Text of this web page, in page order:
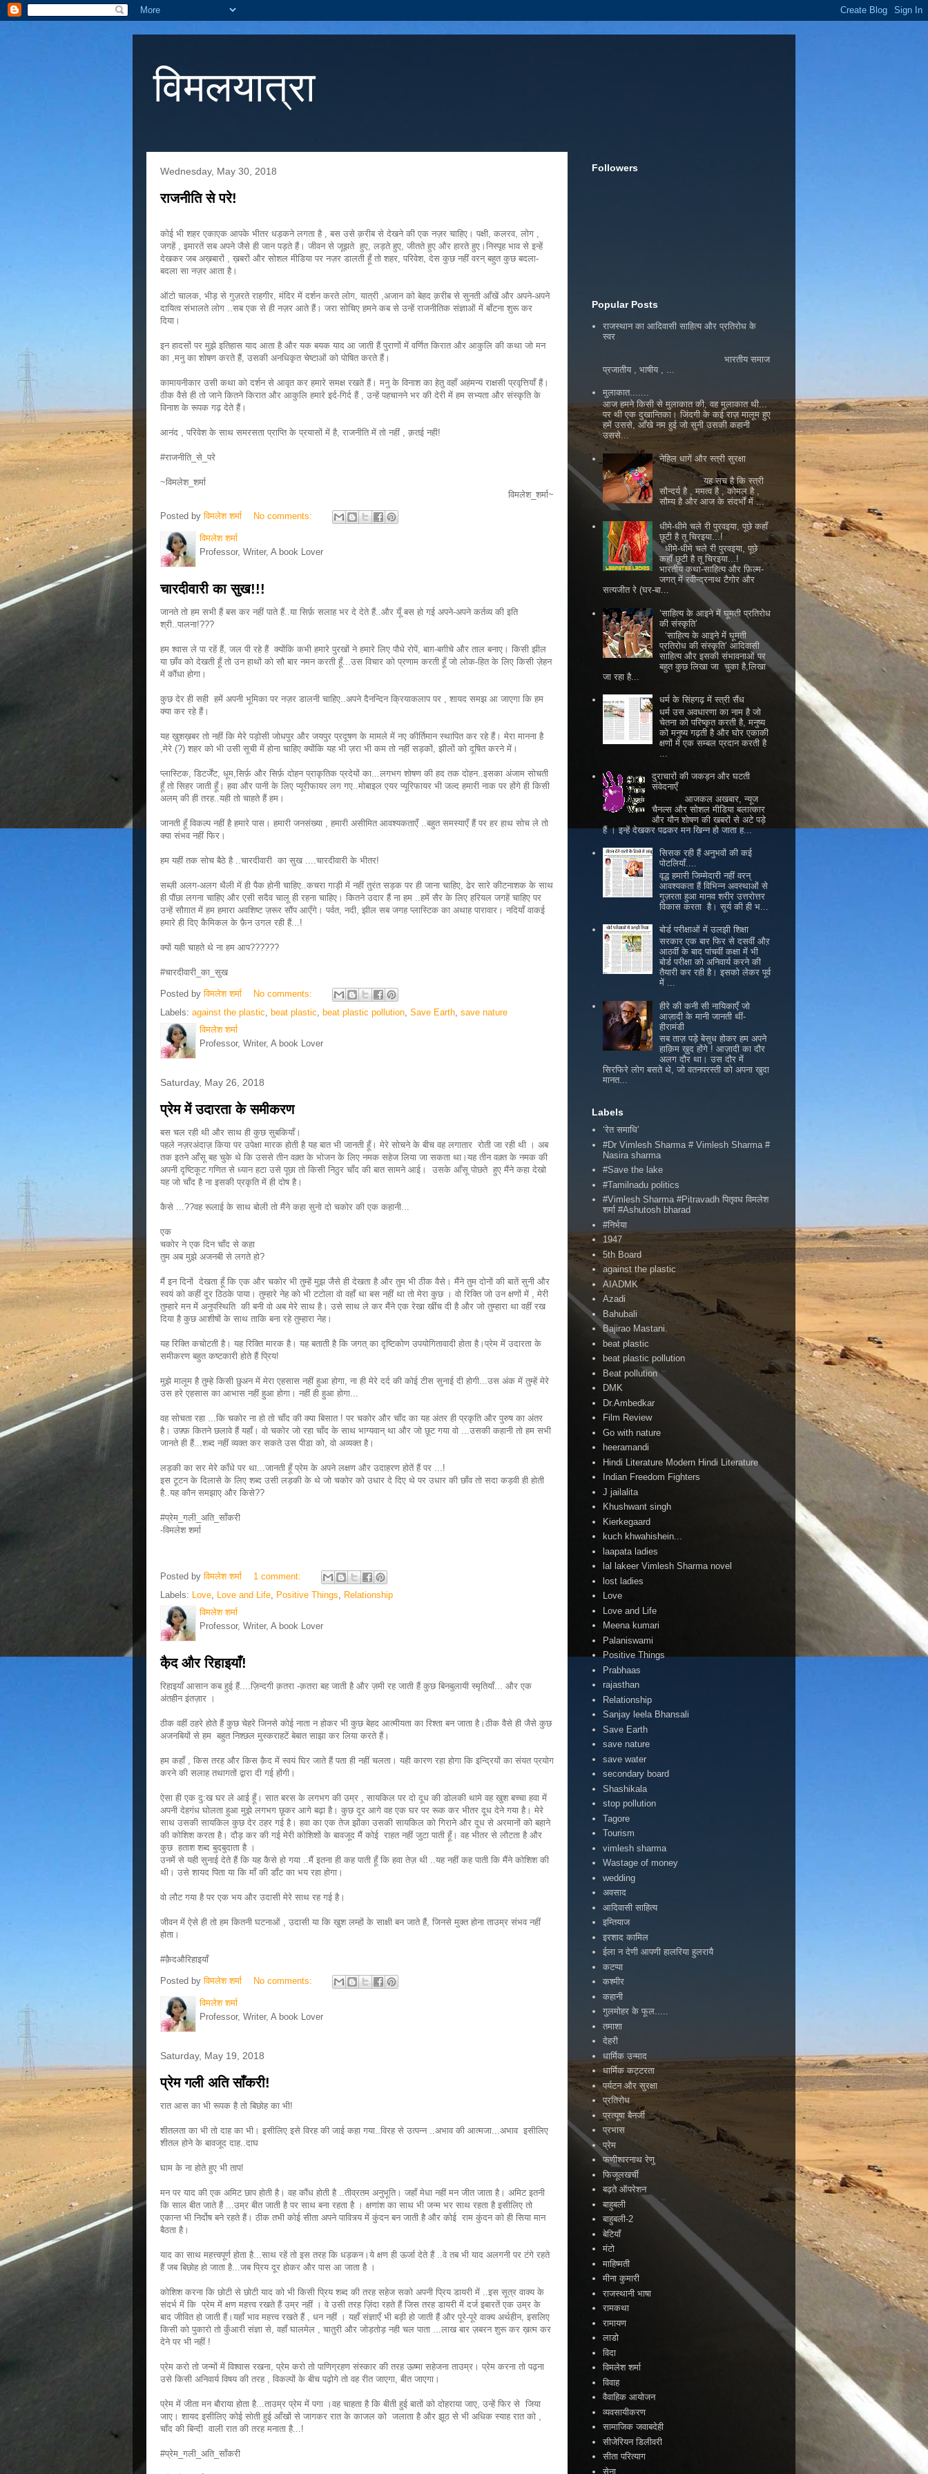
विमलयात्रा
Wednesday, May 30, 2018
राजनीति से परे!
कोई भी शहर एकाएक आपके भीतर धड़कने लगता है , बस उसे क़रीब से देखने की एक नज़र चाहिए। पक्षी, कलरव, लोग ,
जगहें , इमारतें सब अपने जैसे ही जान पड़ते हैं। जीवन से जूझते हुए, लड़ते हुए, जीतते हुए और हारते हुए।निस्पृह भाव से इन्हें
देखकर जब अख़बारों , ख़बरों और सोशल मीडिया पर नज़र डालती हूँ तो शहर, परिवेश, देस कुछ नहीं वरन् बहुत कुछ बदला-
बदला सा नज़र आता है।
ऑटो चालक, भीड़ से गुज़रते राहगीर, मंदिर में दर्शन करते लोग, यात्री ,अजान को बेहद क़रीब से सुनती आँखें और अपने-अपने
दायित्व संभालते लोग ..सब एक से ही नज़र आते हैं। जरा सोचिए हमने कब से उन्हें राजनीतिक संज्ञाओं में बाँटना शुरू कर
दिया।
इन हादसों पर मुझे इतिहास याद आता है और यक बयक याद आ जाती हैं पुराणों में वर्णित किरात और आकुलि की कथा जो मन
का ,मनु का शोषण करते हैं, उसकी अनधिकृत चेष्टाओं को पोषित करते हैं।
कामायनीकार उसी कथा को दर्शन से आवृत कर हमारे समक्ष रखते हैं। मनु के विनाश का हेतु वहाँ अहंमन्य राक्षसी प्रवृत्तियाँ हैं।
ठीक वैसे ही तो जाने कितने किरात और आकुलि हमारे इर्द-गिर्द हैं , उन्हें पहचानने भर की देरी में हम सभ्यता और संस्कृति के
विनाश के रूपक गढ़ देते हैं।
आनंद , परिवेश के साथ समरसता प्राप्ति के प्रयासों में है, राजनीति में तो नहीं , क़तई नही!
#राजनीति_से_परे
~विमलेश_शर्मा
~विमलेश_शर्मा
Posted byविमलेश शर्मा No comments:
विमलेश शर्मा
Professor, Writer, A book Lover
चारदीवारी का सुख!!!
जानते तो हम सभी हैं बस कर नहीं पाते हैं..या सिर्फ़ सलाह भर दे देते हैं..और यूँ बस हो गई अपने-अपने कर्तव्य की इति
श्री..पालना!???
हम श्वास ले पा रहें हैं, जल पी रहे हैं क्योंकि कभी हमारे पुरखों ने हमारे लिए पौधे रोपें, बाग़-बग़ीचे और ताल बनाए। किसी झील
या छाँव को देखती हूँ तो उन हाथों को सौ बार नमन करती हूँ...उस विचार को प्रणाम करती हूँ जो लोक-हित के लिए किसी ज़ेहन
में कौंधा होगा।
कुछ देर ही सही हमें अपनी भूमिका पर नज़र डालनी चाहिए..अपने दैनन्दिन क्रियाकलाप पर , शायद समझ आ जाएगा कि हम
क्या कर रहे हैं।
यह ख़ुशख़बर तो नहीं कि मेरे पड़ोसी जोधपुर और जयपुर प्रदूषण के मामले में नए कीर्तिमान स्थापित कर रहे हैं। मेरा मानना है
,मेरे (?) शहर को भी उसी सूची में होना चाहिए क्योंकि यह भी ज़रा भी कम तो नहीं सड़कों, झीलों को दूषित करने में।
प्लास्टिक, डिटर्जेंट, धूम,सिर्फ़ और सिर्फ़ दोहन प्राकृतिक प्रदेयों का...लगभग शोषण की हद तक दोहन..इसका अंजाम सोचती
हूँ तो सिहर जाती हूँ। हवा और पानी के लिए प्यूरीफायर लग गए..मोबाइल एयर प्यूरिफायर भी जल्द हमारी नाक पर होंगे ही किसी
अलम् की ही तरह..यही तो चाहते हैं हम।
जानती हूँ विकल्प नहीं है हमारे पास। हमारी जनसंख्या , हमारी असीमित आवश्यकताएँ ..बहुत समस्याएँ हैं पर हर हाथ सोच ले तो
क्या संभव नहीं फिर।
हम यहीं तक सोच बैठे है ..चारदीवारी का सुख ....चारदीवारी के भीतर!
सब्ज़ी अलग-अलग थैली में ही पैक होनी चाहिए..कचरा गाड़ी में नहीं तुरंत सड़क पर ही जाना चाहिए, ढेर सारे कीटनाशक के साथ
ही पौंछा लगना चाहिए और एसी सदैव चालू ही रहना चाहिए। कितने उदार हैं ना हम ..हमें सैर के लिए हरियल जगहें चाहिए पर
उन्हें सौग़ात में हम हमारा अवशिष्ट ज़रूर सौंप आएँगे। पर्वत, नदी, झील सब जगह प्लास्टिक का अथाह पारावार। नदियाँ वाकई
हमारे ही दिए कैमिकल के फ़ैन उगल रही हैं...!
क्यों यही चाहते थे ना हम आप??????
#चारदीवारी_का_सुख
Posted byविमलेश शर्मा
No comments:
Labels: against the plastic, beat plastic, beat plastic pollution, Save Earth, save nature
विमलेश शर्मा
Professor, Writer, A book Lover
Saturday, May 26, 2018
प्रेम में उदारता के समीकरण
बस चल रही थी और साथ ही कुछ सुबकियाँ।
पहले नज़रअंदाज़ किया पर उपेक्षा मारक होती है यह बात भी जानती हूँ। मेरे सोचने के बीच वह लगातार रोती जा रही थी । अब
तक इतने आँसू बह चुके थे कि उससे तीन वक़्त के भोजन के लिए नमक सहेज लिया जा सकता था।यह तीन वक़्त के नमक की
अपनी दृष्टिकूट गणित से ध्यान हटा उसे पूछा तो किसी निठुर चाँद की बात सामने आई। उसके आँसू पोछते हुए मैंने कहा देखो
यह जो चाँद है ना इसकी प्रकृति में ही दोष है।
कैसे ...??वह रूलाई के साथ बोली तो मैंने कहा सुनो दो चकोर की एक कहानी...
एक
चकोर ने एक दिन चाँद से कहा
तुम अब मुझे अजनबी से लगते हो?
मैं इन दिनों देखता हूँ कि एक और चकोर भी तुम्हें मुझ जैसे ही देखता है और तुम भी ठीक वैसे। मैंने तुम दोनों की बातें सुनी और
स्वयं को कहीं दूर ठिठके पाया। तुम्हारे नेह को भी टटोला वो वहाँ था बस नहीं था तो मेरा कुछ । वो रिक्ति जो उन क्षणों में , मेरी
तुम्हारे मन में अनुपस्थिति की बनी वो अब मेरे साथ है। उसे साथ ले कर मैंने एक रेखा खींच दी है और जो तुम्हारा था वहीं रख
दिया है कुछ आशीषों के साथ ताकि बना रहे तुम्हारा नेह।
यह रिक्ति कचोटती है। यह रिक्ति मारक है। यह बताती है कि जगत् का दृष्टिकोण उपयोगितावादी होता है।प्रेम में उदारता के
समीकरण बहुत कष्टकारी होते हैं प्रिय!
मुझे मालूम है तुम्हे किसी छुअन में मेरा एहसास नहीं हुआ होगा, ना ही मेरे दर्द की कोई टीस सुनाई दी होगी...उस अंक में तुम्हें मेरे
उस हरे एहसास का आभास नहीं हुआ होगा। नहीं ही हुआ होगा...
वह सोचता रहा ...कि चकोर ना हो तो चाँद की क्या बिसात ! पर चकोर और चाँद का यह अंतर ही प्रकृति और पुरुष का अंतर
है। उफ़्फ़ कितने छलावे हैं यहाँ। वो चकोर जो रहा चाँद के साथ भाग्यवान् था और जो छूट गया वो ...उसकी कहानी तो हम सभी
जानते ही हैं...शब्द नहीं व्यक्त कर सकते उस पीडा को, वो अव्यक्त है।
लड़की का सर मेरे काँधे पर था...जानती हूँ प्रेम के अपने लक्षण और उदाहरण होतें हैं पर ...!
इस टूटन के दिलासे के लिए शब्द उसी लड़की के थे जो चकोर को उधार दे दिए थे पर उधार की छाँव तो सदा कड़वी ही होती
है..यह कौन समझाए और किसे??
#प्रेम_गली_अति_साँकरी
-विमलेश शर्मा
Posted byविमलेश शर्मा
1 comment:
Labels: Love, Love and Life, Positive Things, Relationship
विमलेश शर्मा
Professor, Writer, A book Lover
कै़द और रिहाइयाँ!
रिहाइयाँ आसान कब हुई हैं....ज़िन्दगी क़तरा -क़तरा बह जाती है और ज़मी रह जाती हैं कुछ बिनबुलायी स्मृतियाँ... और एक
अंतहीन इंतज़ार ।
ठीक वहीं ठहरे होते हैं कुछ चेहरे जिनसे कोई नाता न होकर भी कुछ बेहद आत्मीयता का रिश्ता बन जाता है।ठीक वैसे ही जैसे कुछ
अजनबियों से हम बहुत निश्छल मुस्कराहटें बेबात साझा कर लिया करते हैं।
हम कहाँ , किस तरह और किस क़ैद में स्वयं घिर जाते हैं पता ही नहीं चलता। यही कारण रहा होगा कि इन्द्रियों का संयत प्रयोग
करने की सलाह तथागतों द्वारा दी गई होंगी।
ऐसा ही एक दु:ख घर ले आई हूँ। सात बरस के लगभग की उम्र , सायकिल पर दो दूध की डोलकी थामे वह खुश बच्चा हवा में
अपनी देहगंध घोलता हुआ मुझे लगभग छूकर आगे बढ़ा है। कुछ दूर आगे वह एक घर पर रूक कर भीतर दूध देने गया है। मेरे
साथ उसकी सायकिल कुछ देर ठहर गई है। हवा का एक तेज झोंका उसकी सायकिल को गिराने और दूध से अरमानों को बहाने
की कोशिश करता है। दौड़ कर की गई मेरी कोशिशों के बावजूद मैं कोई राहत नहीं जुटा पाती हूँ। वह भीतर से लौटता है और
कुछ हताश शब्द बुदबुदाता है ।
उनमें से यही सुनाई देते हैं कि यह कैसे हो गया ..मैं इतना ही कह पाती हूँ कि हवा तेज़ थी ..यह नहीं कह पाती कि मैंने कोशिश की
थी। उसे शायद पिता या कि माँ की डाँट का भय रहा होगा।
वो लौट गया है पर एक भय और उदासी मेरे साथ रह गई है।
जीवन में ऐसे ही तो हम कितनी घटनाओं , उदासी या कि खुश लम्हों के साक्षी बन जाते हैं, जिनसे मुक्त होना ताउम्र संभव नहीं
होता।
#क़ैदऔरिहाइयाँ
Posted byविमलेश शर्मा No comments:
विमलेश शर्मा
Professor, Writer, A book Lover
Saturday, May 19, 2018
प्रेम गली अति साँकरी!
रात आस का भी रूपक है तो बिछोह का भी!
शीतलता का भी तो दाह का भी। इसीलिए इसे विरह की जाई कहा गया..विरह से उत्पन्न ..अभाव की आत्मजा...अभाव इसीलिए
शीतल होने के बावजूद दाह..दाघ
घाम के ना होते हुए भी ताप!
मन पर याद की एक अमिट छाप होती है। वह कौंध होती है ..तीव्रतम अनुभूति। जहाँ मेधा नहीं मन जीत जाता है। अमिट इतनी
कि साल बीत जाते हैं ...उम्र बीत जाती है पर साथ बना रहता है । क्षणांश का साथ भी जन्म भर साथ रहता है इसीलिए तो
एकान्त भी निर्दोष बने रहते हैं। ठीक तभी कोई सीता अपने पावित्र्य में कुंदन बन जाती है और कोई राम कुंदन को ही सिया मान
बैठता है।
याद का साथ महत्त्वपूर्ण होता है...साथ रहें तो इस तरह कि धड़कन।ये क्षण ही ऊर्जा देते हैं ..वे तब भी याद अलगनी पर टंगे रहते
हैं जब बिछोह हो जाता है...जब प्रिय दूर होकर और पास आ जाता है ।
कोशिश करना कि छोटी से छोटी याद को भी किसी प्रिय शब्द की तरह सहेज सको अपनी प्रिय डायरी में ..इस सूत्र वाक्य के
संदर्भ में कि प्रेम में क्षण महत्त्व रखते हैं उम्र नहीं । वे उसी तरह ज़िंदा रहते हैं जिस तरह डायरी में दर्ज इबारतें एक उम्र के
बाद जीवित हो जाती हैं।यहाँ भाव महत्त्व रखते हैं , धन नहीं । यहाँ संज्ञाएँ भी बड़ी हो जाती हैं और पूरे-पूरे वाक्य अर्थहीन, इसलिए
किसी को पुकारो तो कुँआरी संज्ञा से, वहाँ घालमेल , चातुरी और जोड़तोड़ नही चल पाता ...लाख बार ज़बरन शुरू कर ख़त्म कर
देने पर भी नहीं !
प्रेम करो तो जन्मों में विश्वास रखना, प्रेम करो तो पाणिग्रहण संस्कार की तरह ऊष्मा सहेजना ताउम्र। प्रेम करना तो पढ़ना
उसे किसी अनिवार्य विषय की तरह , विकल्पों के बीच पढ़ोगे तो वह रीत जाएगा, बीत जाएगा।
प्रेम में जीता मन बौराया होता है...ताउम्र प्रेम में पगा ।वह चाहता है कि बीती हुई बातों को दोहराया जाए, उन्हें फिर से जिया
जाए। शायद इसीलिए कोई सोती हुई आँखों से जागकर रात के काजल को जलाता है और झूठ से भी अधिक स्याह रात को ,
चाँद की बिन्दी वाली रात की तरह मनाता है...!
#प्रेम_गली_अति_साँकरी
Followers
Popular Posts
राजस्थान का आदिवासी साहित्य और प्रतिरोध के
स्वर
भारतीय समाज
प्रजातीय , भाषीय , ...
मुलाकात.......
आज हमने किसी से मुलाकात की, वह मुलाकात थी...
पर थी एक दुखान्तिका। जिंदगी के कई राज़ मालूम हुए
हमें उससे, आँखे नम हुई जो सुनी उसकी कहानी
उससे...
नेहिल धागें और स्त्री सुरक्षा
यह सच है कि स्त्री
सौन्दर्य है , ममत्व है , कोमल है ,
सौम्य है और आज के संदर्भों में ...
धीमे-धीमे चले री पुरवइया, पूछे कहाँ
छूटी है तू चिरइया...!
धीमे-धीमे चले री पुरवइया, पूछे
कहाँ छूटी है तू चिरइया...!
भारतीय कथा-साहित्य और फ़िल्म-
जगत् में रवीन्द्रनाथ टैगोर और
सत्यजीत रे (घर-बा...
‘साहित्य के आइने में घूमती प्रतिरोध
की संस्कृति’
‘साहित्य के आइने में घूमती
प्रतिरोध की संस्कृति’ आदिवासी
साहित्य और इसकी संभावनाओं पर
बहुत कुछ लिखा जा चुका है,लिखा
जा रहा है...
धर्म के सिंहगढ़ में स्त्री सैंध
धर्म उस अवधारणा का नाम है जो
चेतना को परिष्कृत करती है, मनुष्य
को मनुष्य गढ़ती है और घोर एकाकी
क्षणों में एक सम्बल प्रदान करती है
...
दुराचारों की जकड़न और घटती
संवेदनाएँ
आजकल अखबार, न्यूज
चैनल्स और सोशल मीडिया बलात्कार
और यौन शोषण की खबरों से अटे पड़े
हैं । इन्हें देखकर पढकर मन खिन्न हो जाता ह...
सिसक रही हैं अनुभवों की कई
पोटलियाँ....
वृद्ध हमारी जिम्मेदारी नहीं वरन्
आवश्यकता हैं विभिन्न अवस्थाओं से
गुज़रता हुआ मानव शरीर उत्तरोत्तर
विकास करता है। सूर्य की ही भ...
बोर्ड परीक्षाओं में उलझी शिक्षा
सरकार एक बार फिर से दसवीं औऱ
आठवीं के बाद पांचवीं कक्षा में भी
बोर्ड परीक्षा को अनिवार्य करने की
तैयारी कर रही है। इसको लेकर पूर्व
में ...
हीरे की कनी सी नायिकाएँ जो
आज़ादी के मानी जानती थीं-
हीरामंडी
सब ताज़ पड़े बेसुध होकर हम अपने
हाक़िम ख़ुद होंगे ! आज़ादी का दौर
अलग दौर था। उस दौर में
सिरफिरे लोग बसते थे, जो वतनपरस्ती को अपना खुदा
मानत...
Labels
‘रेत समाधि’
#Dr Vimlesh Sharma # Vimlesh Sharma #
Nasira sharma
#Save the lake
#Tamilnadu politics
#Vimlesh Sharma #Pitravadh पितृवध विमलेश
शर्मा #Ashutosh bharad
#निर्भया
1947
5th Board
against the plastic
AIADMK
Azadi
Bahubali
Bajirao Mastani.
beat plastic
beat plastic pollution
Beat pollution
DMK
Dr.Ambedkar
Film Review
Go with nature
heeramandi
Hindi Literature Modern Hindi Literature
Indian Freedom Fighters
J jailalita
Khushwant singh
Kierkegaard
kuch khwahishein...
laapata ladies
lal lakeer Vimlesh Sharma novel
lost ladies
Love
Love and Life
Meena kumari
Palaniswami
Positive Things
Prabhaas
rajasthan
Relationship
Sanjay leela Bhansali
Save Earth
save nature
save water
secondary board
Shashikala
stop pollution
Tagore
Tourism
vimlesh sharma
Wastage of money
wedding
अवसाद
आदिवासी साहित्य
इम्तियाज
इरशाद कामिल
ईला न देणी आपणी हालरिया हुलरायै
कटप्पा
कश्मीर
कहानी
गुलमोहर के फूल.....
तमाशा
देहरी
धार्मिक उन्माद
धार्मिक कट्टरता
पर्यटन और सुरक्षा
प्रतिरोध
प्रत्यूषा बैनर्जी
प्रभास
प्रेम
फणीश्वरनाथ रेणु
फिजूलखर्ची
बढ़ते ऑपरेशन
बाहुबली
बाहुबली-2
बेटियाँ
मंटो
माहिष्मती
मीना कुमारी
राजस्थानी भाषा
रामकथा
रामायण
लाडो
विदा
विमलेश शर्मा
विवाह
वैवाहिक आयोजन
व्यवसायीकरण
सामाजिक जवाबदेही
सीजेरियन डिलीवरी
सीता परित्याग
सेना